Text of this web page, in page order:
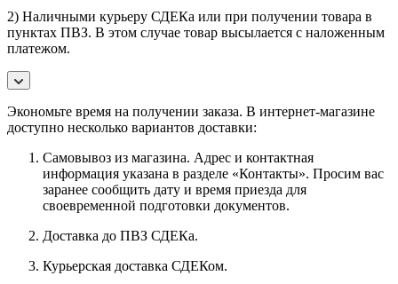
2) Наличными курьеру СДЕКа или при получении товара в
пунктах ПВЗ. В этом случае товар высылается с наложенным
платежом.
Экономьте время на получении заказа. В интернет-магазине
доступно несколько вариантов доставки:
Самовывоз из магазина. Адрес и контактная
информация указана в разделе «Контакты». Просим вас
заранее сообщить дату и время приезда для
своевременной подготовки документов.
Доставка до ПВЗ СДЕКа.
Курьерская доставка СДЕКом.